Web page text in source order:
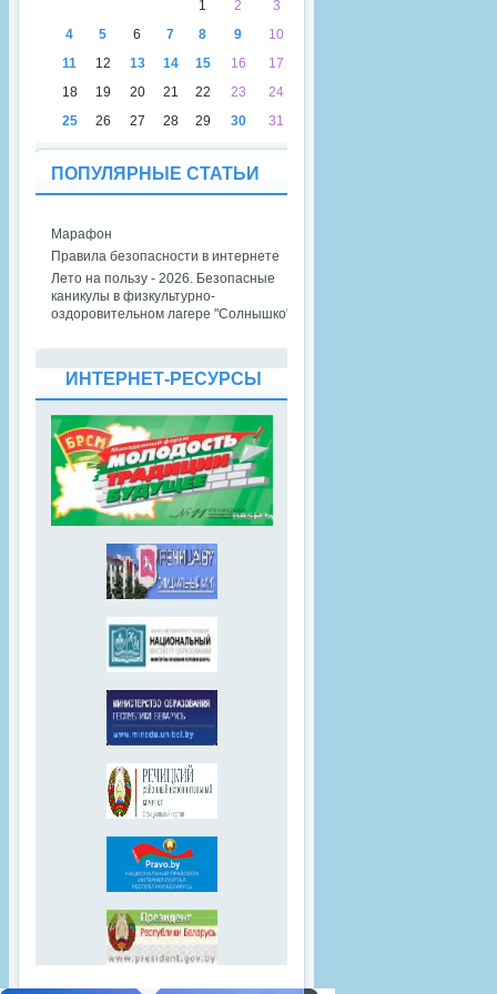
1
2
3
4
5 6 7 8 9
10
11
12 13 14 15 16
17
18
19 20 21 22 23
24
25
26 27 28 29 30 31
ПОПУЛЯРНЫЕ СТАТЬИ
Марафон
Правила безопасности в интернете
Лето на пользу - 2026. Безопасные
каникулы в физкультурно-
оздоровительном лагере "Солнышко"
ИНТЕРНЕТ-РЕСУРСЫ